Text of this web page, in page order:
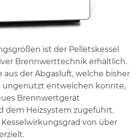
ist der Pelletskessel
Brennwerttechnik erhältlich.
aus der Abgasluft, welche bisher
ungenutzt entweichen konnte,
Brennwertgerät
dem Heizsystem zugeführt.
von über